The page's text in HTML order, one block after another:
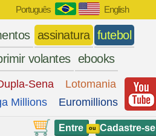
Português English
assinatura futebol
volantes ebooks
Sena
Lotomania
Millions
Euromillions
Entre ou Cadastre-se